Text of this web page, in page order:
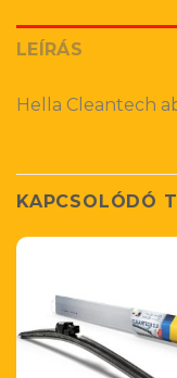
LEÍRÁS
Hella Cleantech
KAPCSOLÓDÓ